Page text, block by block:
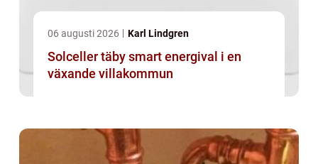
06 augusti 2026 Karl Lindgren
Solceller täby smart energival i en
växande villakommun